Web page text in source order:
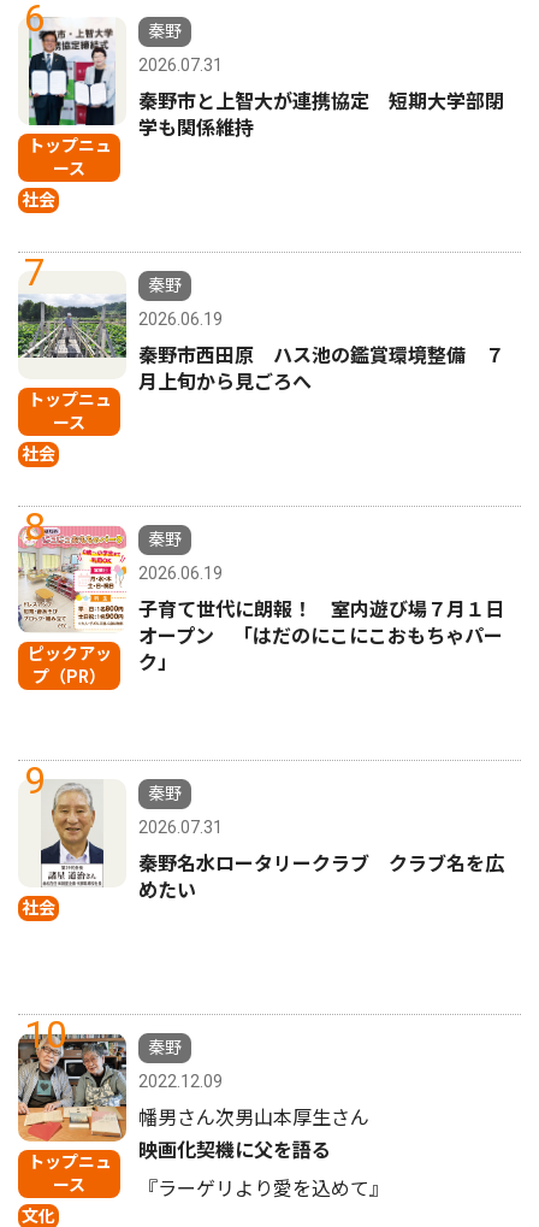
6
トップニュ
ース
社会
秦野
2026.07.31
秦野市と上智大が連携協定 短期大学部閉
学も関係維持
7
トップニュ
ース
社会
秦野
2026.06.19
秦野市西田原 ハス池の鑑賞環境整備 ７
月上旬から見ごろへ
8
ピックアッ
プ（PR）
秦野
2026.06.19
子育て世代に朗報！ 室内遊び場７月１日
オープン 「はだのにこにこおもちゃパー
ク」
9
社会
秦野
2026.07.31
秦野名水ロータリークラブ クラブ名を広
めたい
10
トップニュ
ース
文化
秦野
2022.12.09
幡男さん次男山本厚生さん
映画化契機に父を語る
『ラーゲリより愛を込めて』